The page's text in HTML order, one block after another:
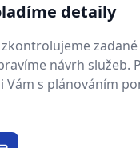
detaily
návrh služeb.
Vám s plánováním